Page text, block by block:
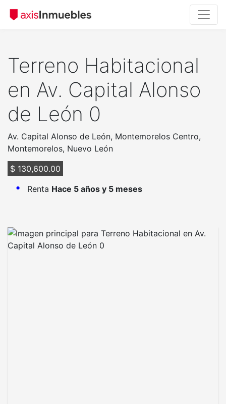
Terreno Habitacional
en Av. Capital Alonso
de León 0
Av. Capital Alonso de León, Montemorelos Centro,
Montemorelos, Nuevo León
$ 130,600.00
Renta Hace 5 años y 5 meses